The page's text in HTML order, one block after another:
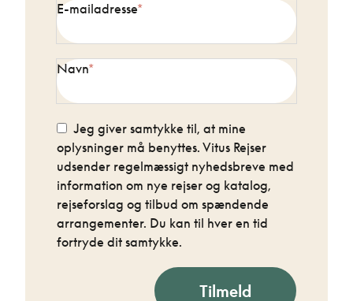
E-mailadresse
Navn
Jeg giver samtykke til, at mine
oplysninger må benyttes. Vitus Rejser
udsender regelmæssigt nyhedsbreve med
information om nye rejser og katalog,
rejseforslag og tilbud om spændende
arrangementer. Du kan til hver en tid
fortryde dit samtykke.
Tilmeld